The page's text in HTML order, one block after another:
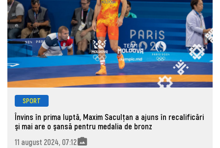
SPORT
Învins în prima luptă, Maxim Saculțan a ajuns în recalificări
şi mai are o şansă pentru medalia de bronz
11 august 2024, 07:12